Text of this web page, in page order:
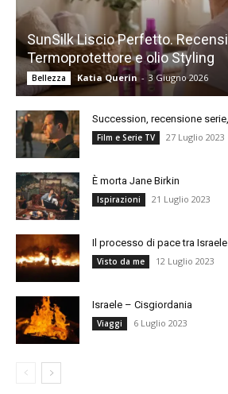
SunSilk Liscio Perfetto.
Termoprotettore e olio Styling
Bellezza Katia Querin - 3 Giugno 2026
Succession, recensione
Film e Serie TV 27 Luglio 2023
È morta Jane Birkin
Ispirazioni 21 Luglio 2023
Il processo di pace tra
Visto da me 12 Luglio 2023
Israele – Cisgiordania
Viaggi 6 Luglio 2023